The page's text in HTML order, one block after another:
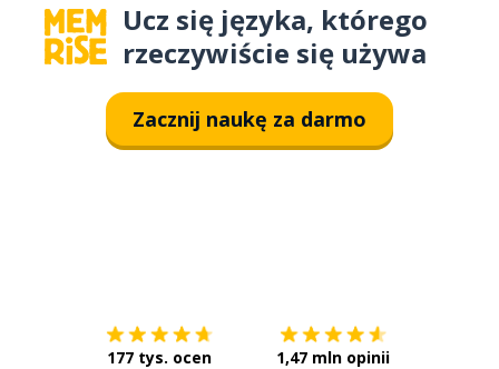
Ucz się języka, którego
rzeczywiście się używa
Zacznij naukę za darmo
177 tys. ocen 1,47 mln opinii